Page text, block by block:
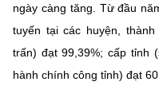
ngày càng tăng. Từ đầu
tuyến tại các huyện,
trấn) đạt 99,39%; cấp tỉnh
hành chính công tỉnh) đạt